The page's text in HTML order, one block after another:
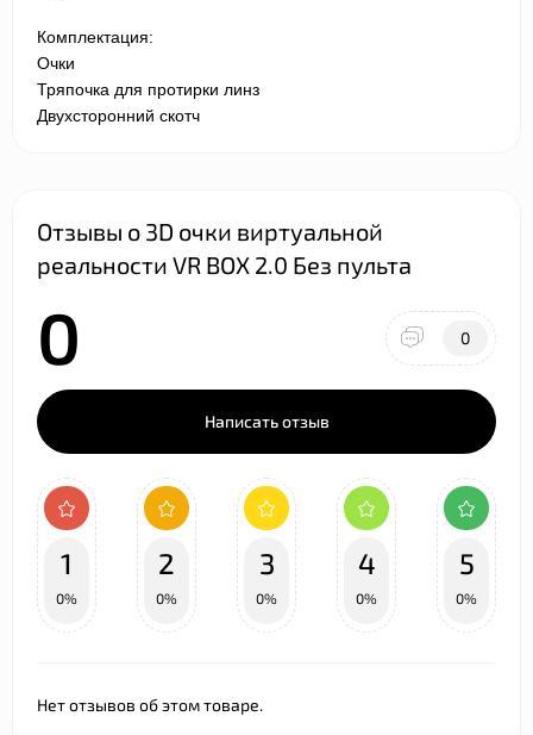
Комплектация:
Очки
Тряпочка для протирки линз
Двухсторонний скотч
Отзывы о 3D очки виртуальной
реальности VR BOX 2.0 Без пульта
0 0
Написать отзыв
1
0%
2
0%
3
0%
4
0%
5
0%
Нет отзывов об этом товаре.